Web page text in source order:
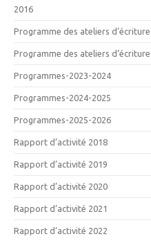
2016
Programme des ateliers
Programme des ateliers
Programmes-2023-2024
Programmes-2024-2025
Programmes-2025-2026
Rapport d’activité 2018
Rapport d’activité 2019
Rapport d’activité 2020
Rapport d’activité 2021
Rapport d’activité 2022